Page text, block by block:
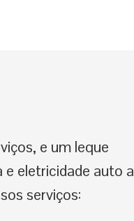
e um leque
e eletricidade auto a
serviços: